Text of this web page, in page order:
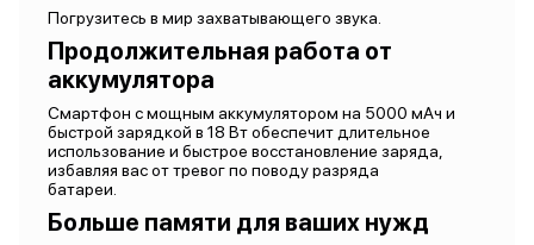
Погрузитесь в мир захватывающего звука.
Продолжительная работа от
аккумулятора
Смартфон с мощным аккумулятором на 5000 мАч и
быстрой зарядкой в 18 Вт обеспечит длительное
использование и быстрое восстановление заряда,
избавляя вас от тревог по поводу разряда
батареи.
Больше памяти для ваших нужд